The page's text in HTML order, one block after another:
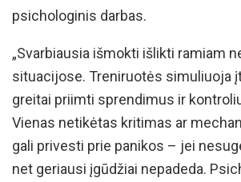
psichologinis darbas.
„Svarbiausia išmokti išlikti ramiam
situacijose. Treniruotės simuliuoja
greitai priimti sprendimus ir
Vienas netikėtas kritimas ar
gali privesti prie panikos – jei
net geriausi įgūdžiai nepadeda.